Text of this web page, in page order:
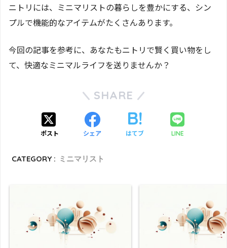
ニトリには、ミニマリストの暮らしを豊かにする、シン
プルで機能的なアイテムがたくさんあります。
今回の記事を参考に、あなたもニトリで賢く買い物をし
て、快適なミニマルライフを送りませんか？
SHARE
ポスト シェア はてブ LINE
CATEGORY : ミニマリスト